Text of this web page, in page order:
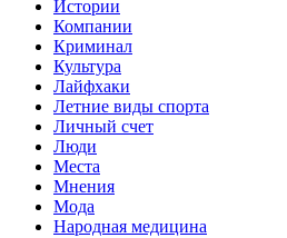
Истории
Компании
Криминал
Культура
Лайфхаки
Летние виды спорта
Личный счет
Люди
Места
Мнения
Мода
Народная медицина